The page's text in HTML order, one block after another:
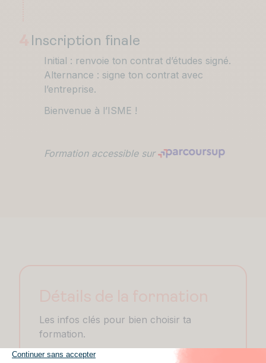
Inscription finale
Initial : renvoie ton contrat d’études signé.
Alternance : signe ton contrat avec
l’entreprise.
Bienvenue à l’ISME !
Formation accessible sur
Les infos clés pour bien choisir ta
formation.